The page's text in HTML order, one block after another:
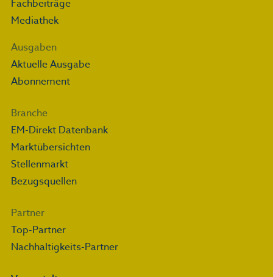
Fachbeiträge
Mediathek
Ausgaben
Aktuelle Ausgabe
Abonnement
Branche
EM-Direkt Datenbank
Marktübersichten
Stellenmarkt
Bezugsquellen
Partner
Top-Partner
Nachhaltigkeits-Partner